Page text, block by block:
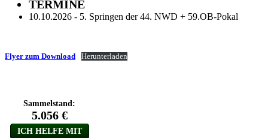
TERMINE
10.10.2026 - 5. Springen der 44. NWD + 59.OB-Pokal
Flyer zum Download Herunterladen